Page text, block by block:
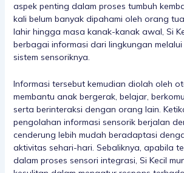
aspek penting dalam proses tumbuh
kali belum banyak dipahami oleh orang
lahir hingga masa kanak-kanak awal, Si
berbagai informasi dari lingkungan
sistem sensoriknya.
Informasi tersebut kemudian diolah oleh
membantu anak bergerak, belajar,
serta berinteraksi dengan orang lain.
pengolahan informasi sensorik berjalan
cenderung lebih mudah beradaptasi
aktivitas sehari-hari. Sebaliknya, apabila
dalam proses sensori integrasi, Si Kecil